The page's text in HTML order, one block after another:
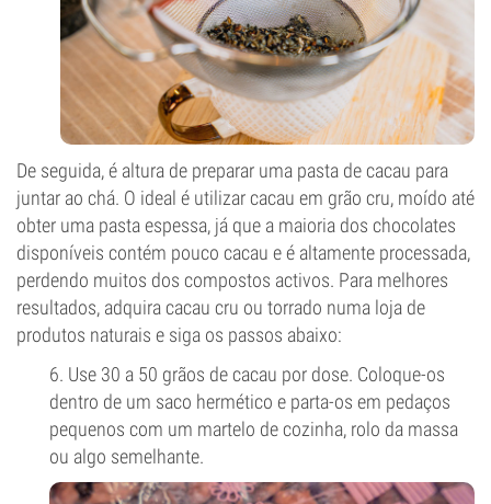
De seguida, é altura de preparar uma pasta de cacau para
juntar ao chá. O ideal é utilizar cacau em grão cru, moído até
obter uma pasta espessa, já que a maioria dos chocolates
disponíveis contém pouco cacau e é altamente processada,
perdendo muitos dos compostos activos. Para melhores
resultados, adquira cacau cru ou torrado numa loja de
produtos naturais e siga os passos abaixo:
6. Use 30 a 50 grãos de cacau por dose. Coloque-os
dentro de um saco hermético e parta-os em pedaços
pequenos com um martelo de cozinha, rolo da massa
ou algo semelhante.